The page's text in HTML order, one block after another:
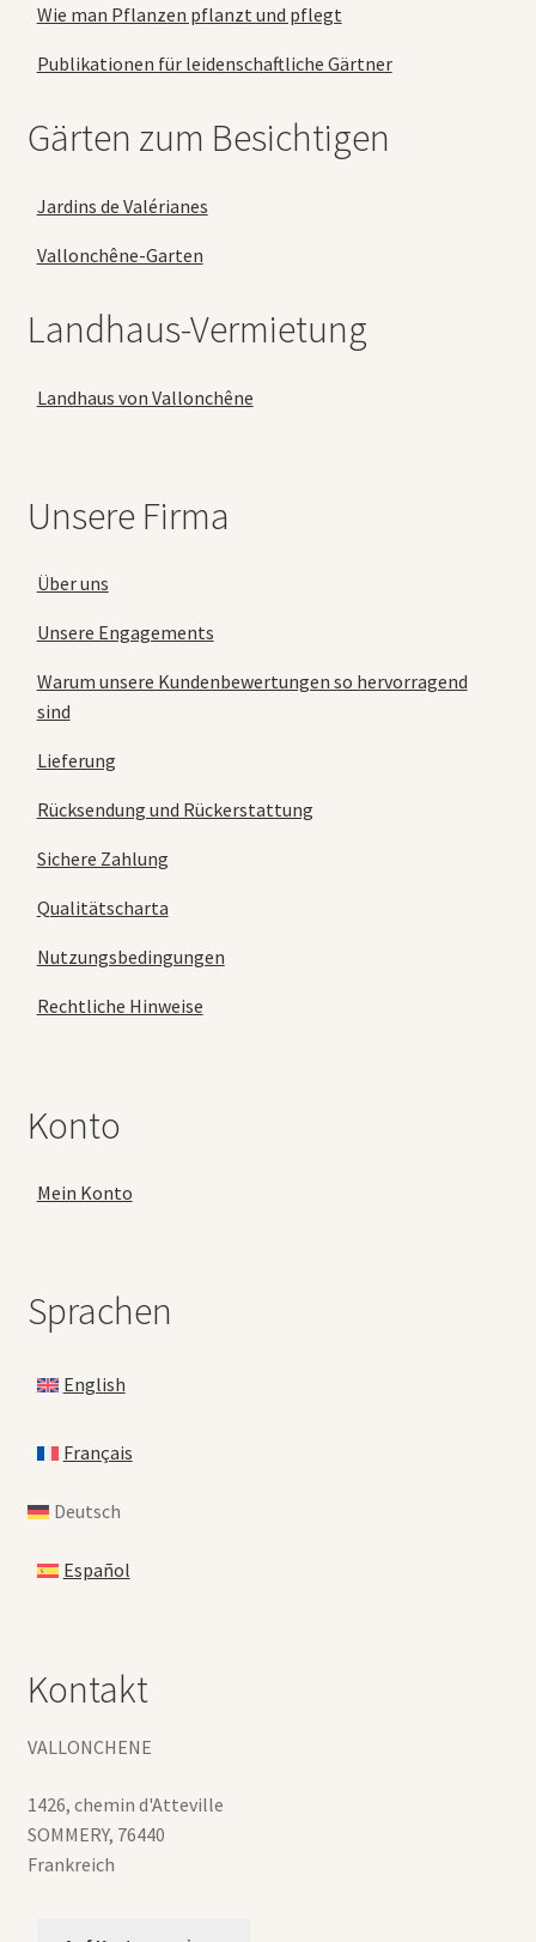
Wie man Pflanzen pflanzt und pflegt
Publikationen für leidenschaftliche Gärtner
Gärten zum Besichtigen
Jardins de Valérianes
Vallonchêne-Garten
Landhaus-Vermietung
Landhaus von Vallonchêne
Unsere Firma
Über uns
Unsere Engagements
Warum unsere Kundenbewertungen so hervorragend
sind
Lieferung
Rücksendung und Rückerstattung
Sichere Zahlung
Qualitätscharta
Nutzungsbedingungen
Rechtliche Hinweise
Konto
Mein Konto
Sprachen
English
Français
Deutsch
Español
Kontakt
VALLONCHENE
1426, chemin d'Atteville
SOMMERY, 76440
Frankreich